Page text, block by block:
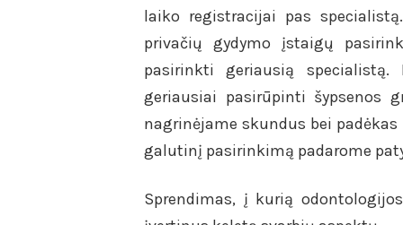
laiko registracijai pas
privačių gydymo įstaigų
pasirinkti geriausią
geriausiai pasirūpinti šypsenos
nagrinėjame skundus bei
galutinį pasirinkimą padarome
Sprendimas, į kurią